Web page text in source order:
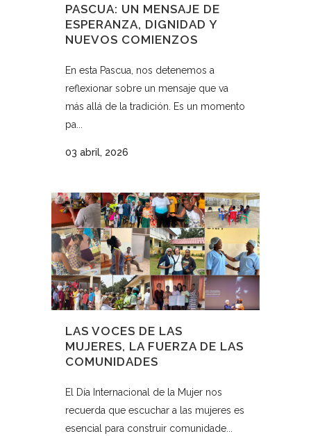
PASCUA: UN MENSAJE DE
ESPERANZA, DIGNIDAD Y
NUEVOS COMIENZOS
En esta Pascua, nos detenemos a
reflexionar sobre un mensaje que va
más allá de la tradición. Es un momento
pa...
03 abril, 2026
LAS VOCES DE LAS
MUJERES, LA FUERZA DE LAS
COMUNIDADES
El Día Internacional de la Mujer nos
recuerda que escuchar a las mujeres es
esencial para construir comunidade...